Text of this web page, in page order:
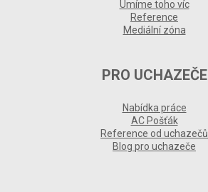
Umíme toho víc
Reference
Mediální zóna
PRO UCHAZEČE
Nabídka práce
AC Pošťák
Reference od uchazečů
Blog pro uchazeče